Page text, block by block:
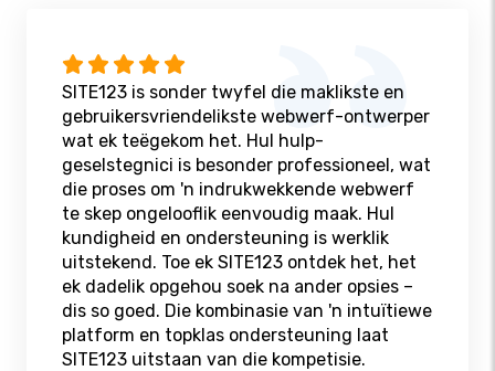
SITE123 is sonder twyfel die maklikste en
gebruikersvriendelikste webwerf-ontwerper
wat ek teëgekom het. Hul hulp-
geselstegnici is besonder professioneel, wat
die proses om 'n indrukwekkende webwerf
te skep ongelooflik eenvoudig maak. Hul
kundigheid en ondersteuning is werklik
uitstekend. Toe ek SITE123 ontdek het, het
ek dadelik opgehou soek na ander opsies –
dis so goed. Die kombinasie van 'n intuïtiewe
platform en topklas ondersteuning laat
SITE123 uitstaan ​​van die kompetisie.